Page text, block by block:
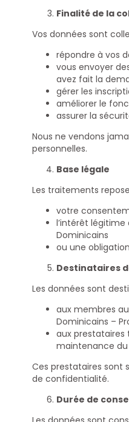
Finalité de la
Vos données sont
répondre à vos
vous envoyer
avez fait la
gérer les
améliorer le
assurer la
Nous ne vendons
personnelles.
Base légale
Les traitements
votre
l’intérêt légitime
Dominicains
ou une
Destinataires
Les données sont
aux membres
Dominicains –
aux prestataires
maintenance
Ces prestataires sont
de confidentialité.
Durée de